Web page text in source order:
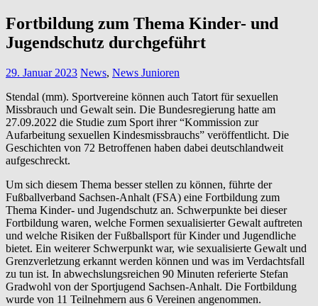
Fortbildung zum Thema Kinder- und
Jugendschutz durchgeführt
29. Januar 2023 News, News Junioren
Stendal (mm). Sportvereine können auch Tatort für sexuellen
Missbrauch und Gewalt sein. Die Bundesregierung hatte am
27.09.2022 die Studie zum Sport ihrer “Kommission zur
Aufarbeitung sexuellen Kindesmissbrauchs” veröffentlicht. Die
Geschichten von 72 Betroffenen haben dabei deutschlandweit
aufgeschreckt.
Um sich diesem Thema besser stellen zu können, führte der
Fußballverband Sachsen-Anhalt (FSA) eine Fortbildung zum
Thema Kinder- und Jugendschutz an. Schwerpunkte bei dieser
Fortbildung waren, welche Formen sexualisierter Gewalt auftreten
und welche Risiken der Fußballsport für Kinder und Jugendliche
bietet. Ein weiterer Schwerpunkt war, wie sexualisierte Gewalt und
Grenzverletzung erkannt werden können und was im Verdachtsfall
zu tun ist. In abwechslungsreichen 90 Minuten referierte Stefan
Gradwohl von der Sportjugend Sachsen-Anhalt. Die Fortbildung
wurde von 11 Teilnehmern aus 6 Vereinen angenommen.